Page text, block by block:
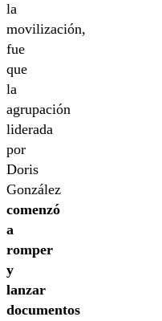
la
movilización,
fue
que
la
agrupación
liderada
por
Doris
González
comenzó
a
romper
y
lanzar
documentos